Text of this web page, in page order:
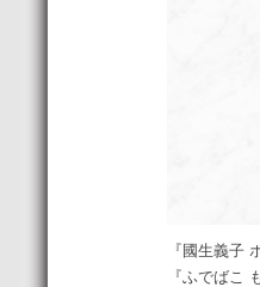
『國生義子
『ふでばこ